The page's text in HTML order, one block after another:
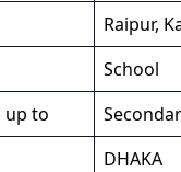
Raipur,
School
up to
DHAKA